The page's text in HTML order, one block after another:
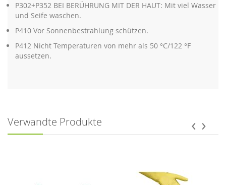
P302+P352 BEI BERÜHRUNG MIT DER HAUT: Mit viel Wasser
und Seife waschen.
P410 Vor Sonnenbestrahlung schützen.
P412 Nicht Temperaturen von mehr als 50 °C/122 °F
aussetzen.
Verwandte Produkte ‹ ›